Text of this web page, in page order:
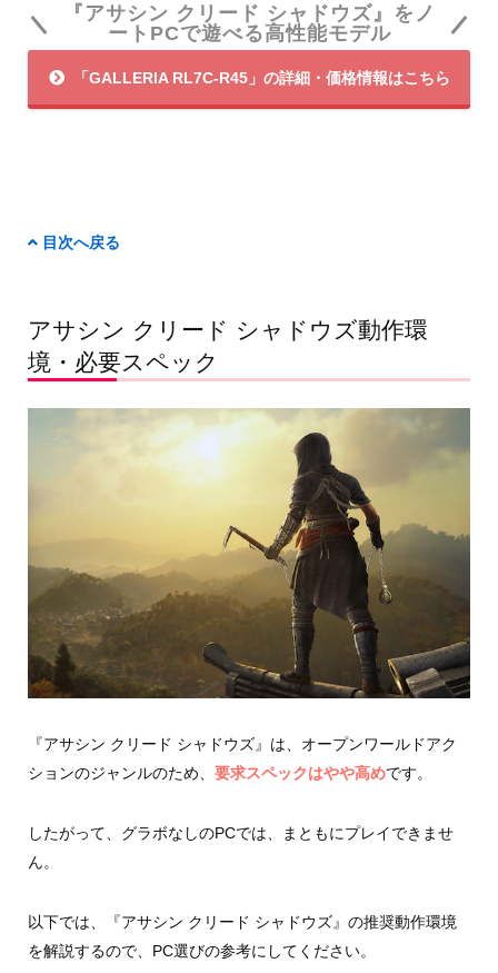
『アサシン クリード シャドウズ』をノ
ートPCで遊べる高性能モデル
「GALLERIA RL7C-R45」の詳細・価格情報はこちら
目次へ戻る
アサシン クリード シャドウズ動作環
境・必要スペック
『アサシン クリード シャドウズ』は、オープンワールドアク
ションのジャンルのため、 要求スペックはやや高めです。
したがって、グラボなしのPCでは、まともにプレイできませ
ん。
以下では、『アサシン クリード シャドウズ』の推奨動作環境
を解説するので、PC選びの参考にしてください。